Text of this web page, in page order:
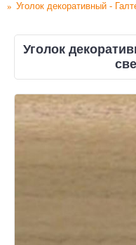
Уголок декоративный -
Уголок